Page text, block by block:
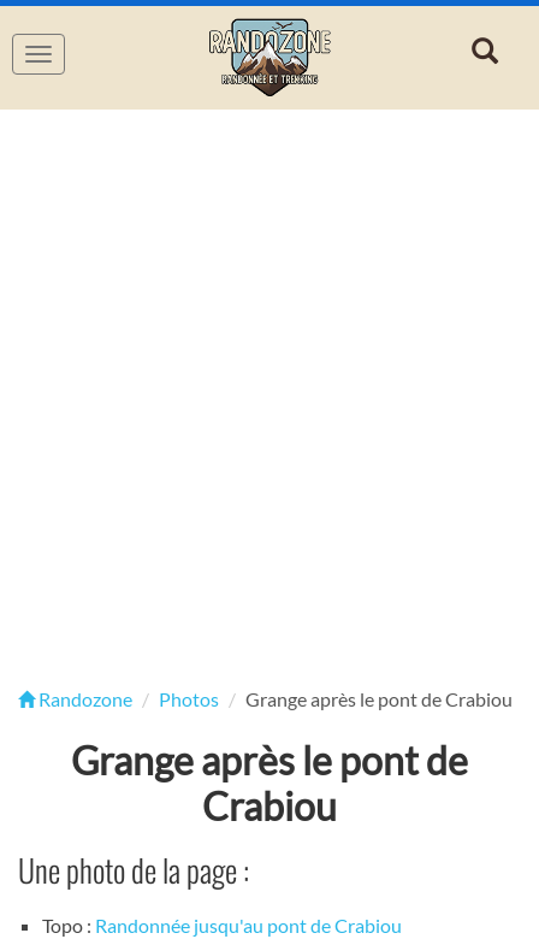
Navigation
Randozone Photos Grange après le pont de Crabiou
Grange après le pont de
Crabiou
Une photo de la page :
Topo : Randonnée jusqu'au pont de Crabiou